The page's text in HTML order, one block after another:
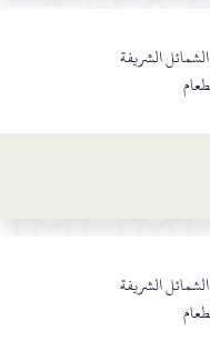
الشمائل الشريفة
الشمائل الشريفة